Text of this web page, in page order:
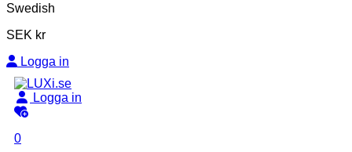
Swedish
SEK kr
Logga in
Logga in
0